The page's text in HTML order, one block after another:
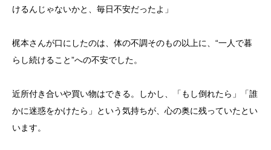
けるんじゃないかと、毎日不安だったよ」
梶本さんが口にしたのは、体の不調そのもの以上に、“一人で暮
らし続けること”への不安でした。
近所付き合いや買い物はできる。しかし、「もし倒れたら」「誰
かに迷惑をかけたら」という気持ちが、心の奥に残っていたとい
います。